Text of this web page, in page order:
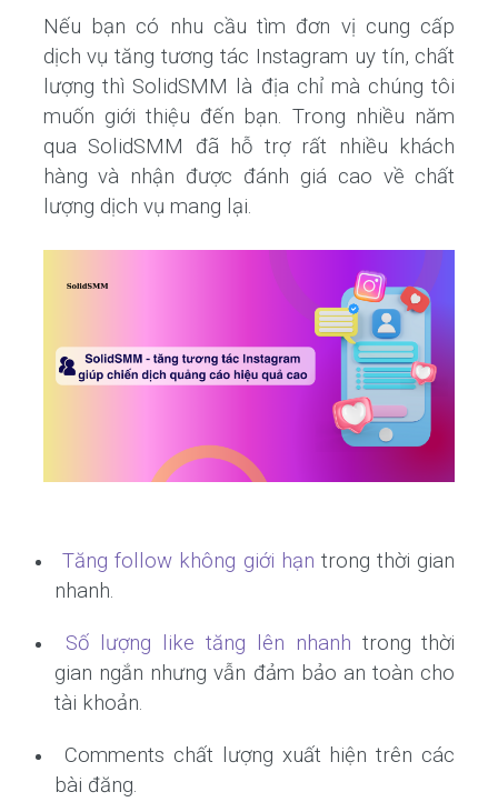
Nếu bạn có nhu cầu tìm đơn vị cung cấp
dịch vụ tăng tương tác Instagram uy tín, chất
lượng thì SolidSMM là địa chỉ mà chúng tôi
muốn giới thiệu đến bạn. Trong nhiều năm
qua SolidSMM đã hỗ trợ rất nhiều khách
hàng và nhận được đánh giá cao về chất
lượng dịch vụ mang lại.
Tăng follow không giới hạn trong thời gian
nhanh.
Số lượng like tăng lên nhanh trong thời
gian ngắn nhưng vẫn đảm bảo an toàn cho
tài khoản.
Comments chất lượng xuất hiện trên các
bài đăng.